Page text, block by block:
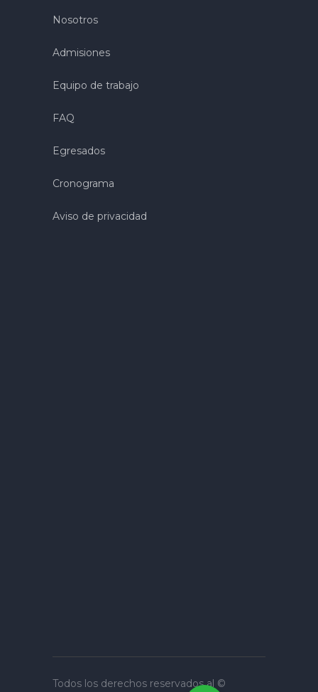
Nosotros
Admisiones
Equipo de trabajo
FAQ
Egresados
Cronograma
Aviso de privacidad
Todos los derechos reservados al ©